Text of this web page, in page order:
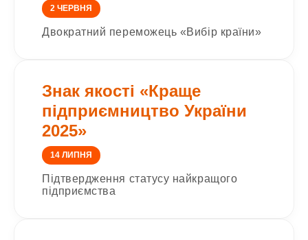
2 ЧЕРВНЯ
Двократний переможець «Вибір країни»
Знак якості «Краще
підприємництво України
2025»
14 ЛИПНЯ
Підтвердження статусу найкращого
підприємства